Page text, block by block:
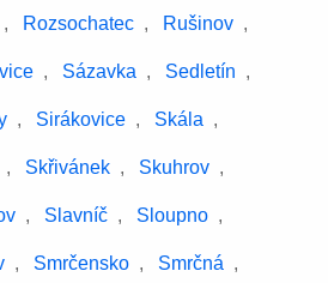
, Rozsochatec , Rušinov ,
, Sázavka , Sedletín ,
, Sirákovice , Skála ,
, Skřivánek , Skuhrov ,
, Slavníč , Sloupno ,
, Smrčensko , Smrčná ,